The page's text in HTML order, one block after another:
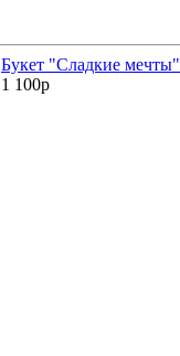
Букет "Сладкие мечты"
1 100р